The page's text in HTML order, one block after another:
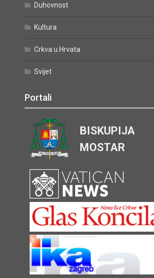
Duhovnost
Kultura
Crkva u Hrvata
Svijet
Portali
BISKUPIJA
MOSTAR